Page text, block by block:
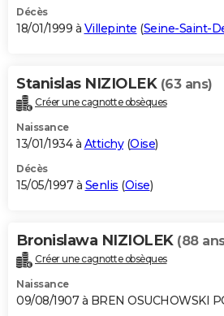
Décès
18/01/1999 à Villepinte (Seine-Saint-
Stanislas NIZIOLEK (63 ans)
Créer une cagnotte obsèques
Naissance
13/01/1934 à Attichy(Oise)
Décès
15/05/1997 à Senlis (Oise)
Bronislawa NIZIOLEK (88
Créer une cagnotte obsèques
Naissance
09/08/1907 à BREN OSUCHOWSKI